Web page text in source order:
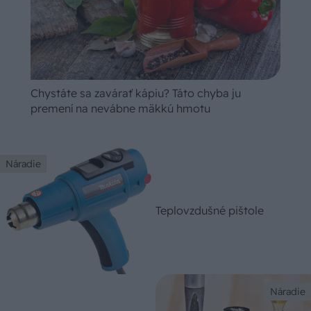
Chystáte sa zavárať kápiu? Táto chyba ju
premení na nevábne mäkkú hmotu
Náradie
Teplovzdušné pištole
Náradie